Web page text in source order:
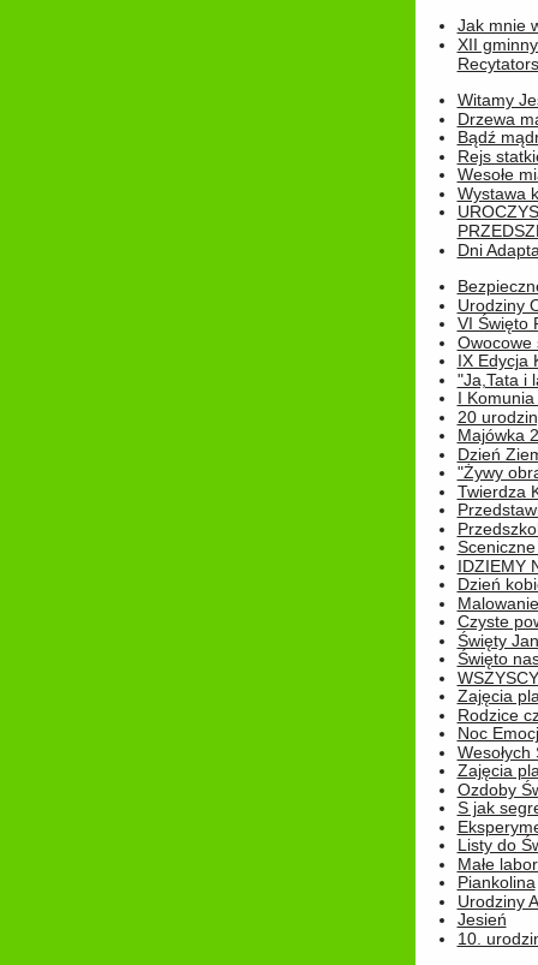
Jak mnie
XII
Witamy
Drzewa
Bądź
Rejs
Wesołe
Wystawa
Dni
Urodziny
VI Święto
Owocowe
IX Edycja
"Ja,Tata i
I
20
Majówka
Dzień
"Żywy
Twierdza
IDZIEMY
Dzień
Czyste
Święty
Święto
Zajęcia
Rodzice
Noc
Wesołych
Zajęcia
Ozdoby
S jak
Listy do
Małe
Piankolina
Urodziny
Jesień
10.